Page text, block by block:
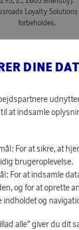
DINE
at indsamle
For at sikre, at
brugeroplevelse.
For at indsamle
og for at oprette
indholdet og
alle" giver du dit
Loyalty
forbeholdes.